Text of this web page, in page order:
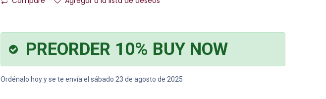
PREORDER 10% BUY NOW
Ordénalo hoy y se te envía el sábado 23 de agosto de 2025